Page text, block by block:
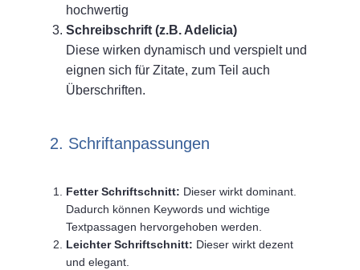
hochwertig
Schreibschrift (z.B. Adelicia)
Diese wirken dynamisch und verspielt und
eignen sich für Zitate, zum Teil auch
Überschriften.
2. Schriftanpassungen
Fetter Schriftschnitt: Dieser wirkt dominant.
Dadurch können Keywords und wichtige
Textpassagen hervorgehoben werden.
Leichter Schriftschnitt: Dieser wirkt dezent
und elegant.